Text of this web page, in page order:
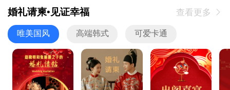
婚礼请柬•见证幸福 查看更多 
唯美国风 高端韩式 可爱卡通